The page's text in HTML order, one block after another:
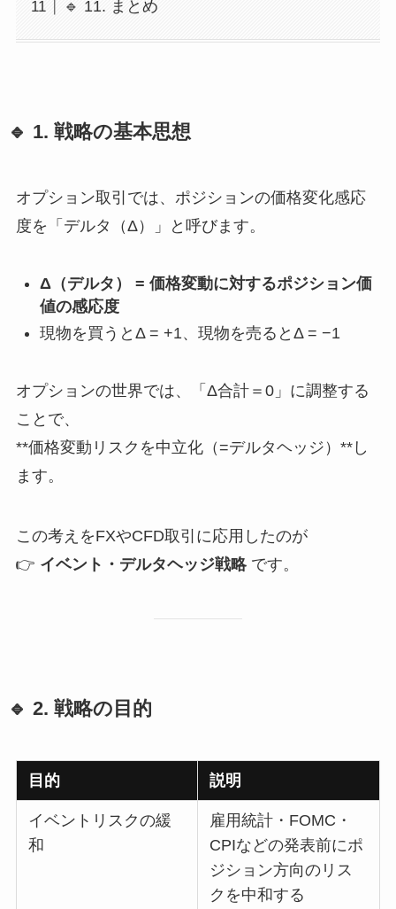
🔹 11. まとめ
🔹 1. 戦略の基本思想
オプション取引では、ポジションの価格変化感応
度を「デルタ（Δ）」と呼びます。
Δ（デルタ） = 価格変動に対するポジション価
値の感応度
現物を買うとΔ = +1、現物を売るとΔ = −1
オプションの世界では、「Δ合計＝0」に調整する
ことで、
**価格変動リスクを中立化（=デルタヘッジ）**し
ます。
この考えをFXやCFD取引に応用したのが
👉 イベント・デルタヘッジ戦略です。
🔹 2. 戦略の目的
目的 説明
イベントリスクの緩
和
雇用統計・FOMC・
CPIなどの発表前にポ
ジション方向のリス
クを中和する